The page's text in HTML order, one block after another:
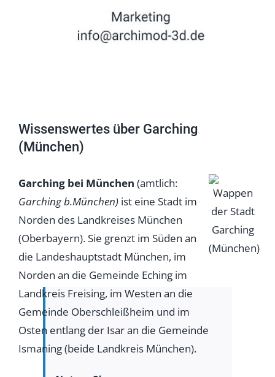
Wissenswertes über Garching
(München)
Garching bei München (amtlich:
Garching b.München) ist eine Stadt im
Norden des Landkreises München
(Oberbayern). Sie grenzt im Süden an
die Landeshauptstadt München, im
Norden an die Gemeinde Eching im
Landkreis Freising, im Westen an die
Gemeinde Oberschleißheim und im
Osten entlang der Isar an die Gemeinde
Ismaning (beide Landkreis München).